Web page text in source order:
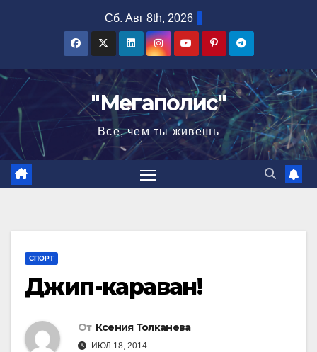
Сб. Авг 8th, 2026
"Мегаполис"
Все, чем ты живешь
СПОРТ
Джип-караван!
От Ксения Толканева
ИЮЛ 18, 2014